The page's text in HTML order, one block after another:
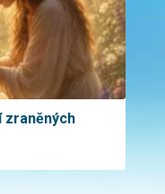
zraněných